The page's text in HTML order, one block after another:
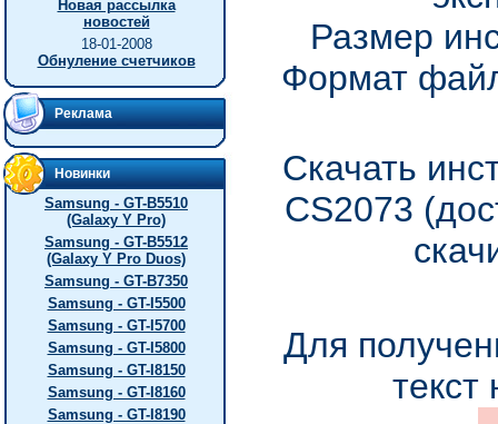
Новая рассылка
новостей
18-01-2008
Обнуление счетчиков
Реклама
Новинки
Samsung - GT-B5510
(Galaxy Y Pro)
Samsung - GT-B5512
(Galaxy Y Pro Duos)
Samsung - GT-B7350
Samsung - GT-I5500
Samsung - GT-I5700
Samsung - GT-I5800
Samsung - GT-I8150
Samsung - GT-I8160
Samsung - GT-I8190
Размер
Формат
Скачать
CS2073
Для
текст